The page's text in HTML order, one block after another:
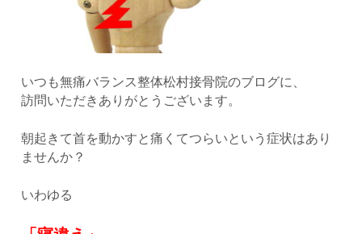
いつも無痛バランス整体松村接骨院のブログに、
訪問いただきありがとうございます。
朝起きて首を動かすと痛くてつらいという症状はあり
ませんか？
いわゆる